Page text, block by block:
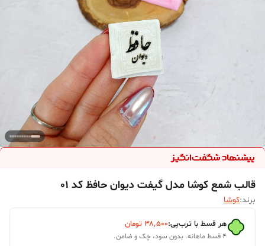
قالب شمع کوشا مدل گیفت دیوان حافظ کد 01
برند:کوشا
هر قسط با ترب‌پی:۳۸٬۵۰۰ تومان
۴ قسط ماهانه. بدون سود، چک و ضامن.